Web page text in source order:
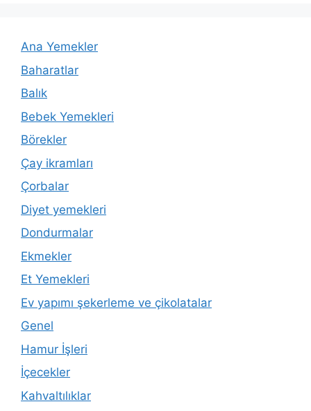
Ana Yemekler
Baharatlar
Balık
Bebek Yemekleri
Börekler
Çay ikramları
Çorbalar
Diyet yemekleri
Dondurmalar
Ekmekler
Et Yemekleri
Ev yapımı şekerleme ve çikolatalar
Genel
Hamur İşleri
İçecekler
Kahvaltılıklar